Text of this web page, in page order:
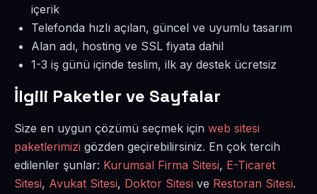
içerik
Telefonda hızlı açılan, güncel ve uyumlu tasarım
Alan adı, hosting ve SSL fiyata dahil
1-3 iş günü içinde teslim, ilk ay destek ücretsiz
İlgili Paketler ve Sayfalar
Size en uygun çözümü seçmek için web sitesi
paketlerimizi gözden geçirebilirsiniz. En çok tercih
edilenler şunlar: Kurumsal Firma Sitesi, E-Ticaret
Sitesi, Avukat Sitesi, Doktor Sitesi ve Restoran Sitesi.